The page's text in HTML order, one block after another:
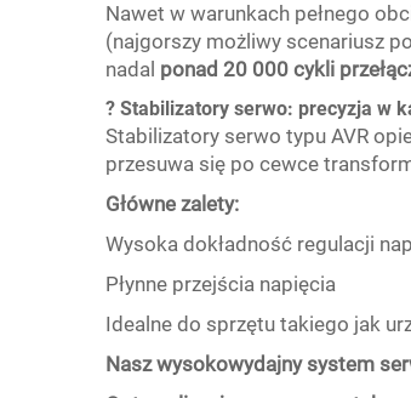
Nawet w warunkach pełnego
(najgorszy możliwy scenariusz
nadal ponad 20 000 cykli
? Stabilizatory serwo: precyzja w
Stabilizatory serwo typu AVR
przesuwa się po cewce
Główne zalety:
Wysoka dokładność regulacji
Płynne przejścia napięcia
Idealne do sprzętu takiego jak
Nasz wysokowydajny system